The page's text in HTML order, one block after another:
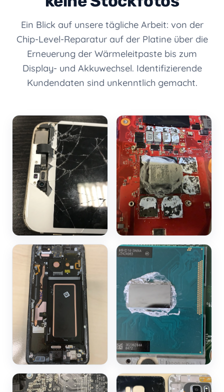
Ein Blick auf unsere tägliche Arbeit: von der
Chip-Level-Reparatur auf der Platine über die
Erneuerung der Wärmeleitpaste bis zum
Display- und Akkuwechsel. Identifizierende
Kundendaten sind unkenntlich gemacht.